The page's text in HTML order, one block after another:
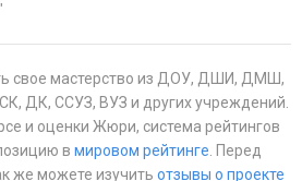
свое мастерство из ДОУ, ДШИ, ДМШ,
ДК, ССУЗ, ВУЗ и других учреждений.
и оценки Жюри, система рейтингов
в мировом рейтинге. Перед
же можете изучить отзывы о проекте